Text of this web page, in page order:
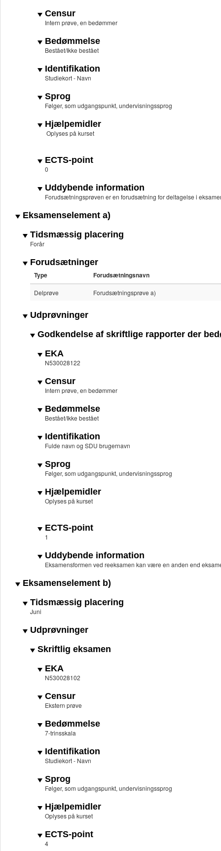
Censur
Intern prøve, en bedømmer
Bedømmelse
Bestået/Ikke bestået
Identifikation
Studiekort - Navn
Sprog
Følger, som udgangspunkt, undervisningssprog
Hjælpemidler
Oplyses på kurset
ECTS-point
0
Uddybende information
Forudsætningsprøven er en forudsætning for deltagelse i
Eksamenselement a)
Tidsmæssig placering
Forår
Forudsætninger
Type Forudsætningsnavn
Delprøve Forudsætningsprøve a)
Udprøvninger
Godkendelse af skriftlige rapporter der
EKA
N530028122
Censur
Intern prøve, en bedømmer
Bedømmelse
Bestået/Ikke bestået
Identifikation
Fulde navn og SDU brugernavn
Sprog
Følger, som udgangspunkt, undervisningssprog
Hjælpemidler
Oplyses på kurset
ECTS-point
1
Uddybende information
Eksamensformen ved reeksamen kan være en anden end
Eksamenselement b)
Tidsmæssig placering
Juni
Udprøvninger
Skriftlig eksamen
EKA
N530028102
Censur
Ekstern prøve
Bedømmelse
7-trinsskala
Identifikation
Studiekort - Navn
Sprog
Følger, som udgangspunkt, undervisningssprog
Hjælpemidler
Oplyses på kurset
ECTS-point
4